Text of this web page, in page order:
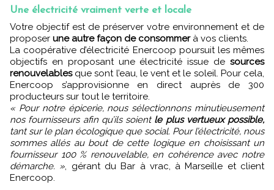
Une électricité vraiment verte et locale
Votre objectif est de préserver votre environnement et de
proposer une autre façon de consommerà vos clients.
La coopérative d’électricité Enercoop poursuit les mêmes
objectifs en proposant une électricité issue de sources
renouvelablesque sont l’eau, le vent et le soleil. Pour cela,
Enercoop s’approvisionne en direct auprès de 300
producteurs sur tout le territoire.
« Pour notre épicerie, nous sélectionnons minutieusement
nos fournisseurs afin qu’ils soient le plus vertueux possible,
tant sur le plan écologique que social. Pour l’électricité, nous
sommes allés au bout de cette logique en choisissant un
fournisseur 100 % renouvelable, en cohérence avec notre
démarche. » , gérant du Bar à vrac, à Marseille et client
Enercoop.